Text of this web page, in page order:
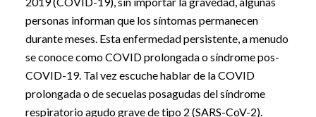
personas informan que los síntomas permanecen
durante meses. Esta enfermedad persistente, a menudo
se conoce como COVID prolongada o síndrome pos-
COVID-19. Tal vez escuche hablar de la COVID
prolongada o de secuelas posagudas del síndrome
respiratorio agudo grave de tipo 2 (SARS-CoV-2).